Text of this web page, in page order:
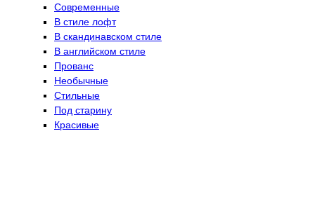
Современные
В стиле лофт
В скандинавском стиле
В английском стиле
Прованс
Необычные
Стильные
Под старину
Красивые